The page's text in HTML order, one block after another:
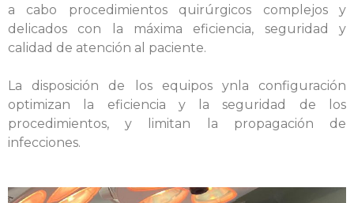
a cabo procedimientos quirúrgicos complejos y
delicados con la máxima eficiencia, seguridad y
calidad de atención al paciente.
La disposición de los equipos ynla configuración
optimizan la eficiencia y la seguridad de los
procedimientos,
y limitan la propagación de
infecciones.